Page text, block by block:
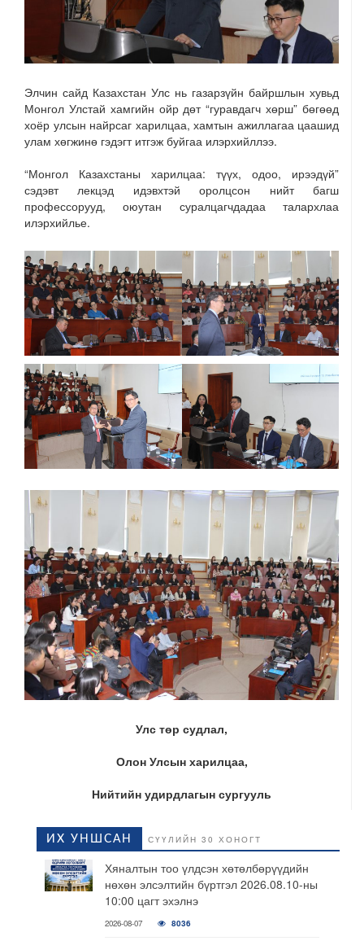
Элчин сайд Казахстан Улс нь газарзүйн байршлын хувьд
Монгол Улстай хамгийн ойр дөт “гуравдагч хөрш” бөгөөд
хоёр улсын найрсаг харилцаа, хамтын ажиллагаа цаашид
улам хөгжинө гэдэгт итгэж буйгаа илэрхийллээ.
“Монгол Казахстаны харилцаа: түүх, одоо, ирээдүй”
сэдэвт лекцэд идэвхтэй оролцсон нийт багш
профессорууд, оюутан суралцагчдадаа талархлаа
илэрхийлье.
Улс төр судлал,
Олон Улсын харилцаа,
Нийтийн удирдлагын сургууль
ИХ УНШСАН СҮҮЛИЙН 30 ХОНОГТ
Хяналтын тоо үлдсэн хөтөлбөрүүдийн
нөхөн элсэлтийн бүртгэл 2026.08.10-ны
10:00 цагт эхэлнэ
2026-08-07 8036